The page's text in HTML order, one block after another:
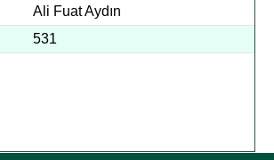
Ali Fuat Aydın
531